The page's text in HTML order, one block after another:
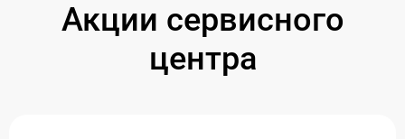
Акции сервисного
центра